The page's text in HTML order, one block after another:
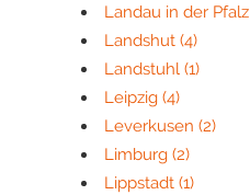
Landau in der Pfalz
Landshut (4)
Landstuhl (1)
Leipzig (4)
Leverkusen (2)
Limburg (2)
Lippstadt (1)